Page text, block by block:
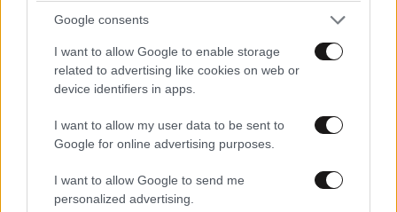
Google consents
I want to allow Google to enable storage
related to advertising like cookies on web or
device identifiers in apps.
I want to allow my user data to be sent to
Google for online advertising purposes.
I want to allow Google to send me
personalized advertising.
κανονικοποιηθεί. Υπό τις συνθήκες αυτές,
καθίσταται αναγκαία μια ουσιαστική επανεξέταση
των σχετικών διατάξεων».
Αστυνομικών Υπαλλήλων, Χρήστος Μαυραγάνης,
μόλις εβδομάδες πριν από την εφαρμογή του νέου
Ευρωπαϊκού Συμφώνου, αναβαθμίζει ουσιωδώς τον